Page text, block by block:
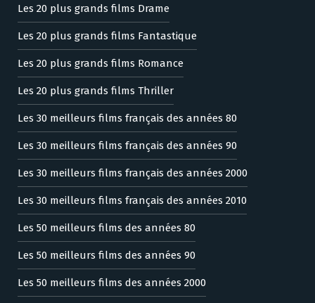
Les 20 plus grands films Drame
Les 20 plus grands films Fantastique
Les 20 plus grands films Romance
Les 20 plus grands films Thriller
Les 30 meilleurs films français des années 80
Les 30 meilleurs films français des années 90
Les 30 meilleurs films français des années 2000
Les 30 meilleurs films français des années 2010
Les 50 meilleurs films des années 80
Les 50 meilleurs films des années 90
Les 50 meilleurs films des années 2000